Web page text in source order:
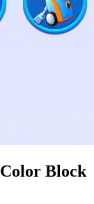
Block